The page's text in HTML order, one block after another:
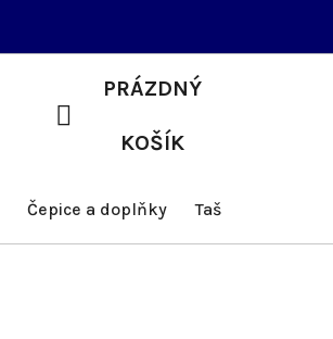
NÁKUPNÍ
PRÁZDNÝ
KOŠÍK
Čepice a doplňky Tašky a batohy